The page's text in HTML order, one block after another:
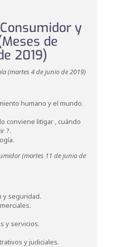
y
de
2019)
(martes 4 de junio de 2019)
humano y el mundo.
conviene litigar , cuándo
?.
(martes 11 de junio de
y seguridad.
y servicios.
y judiciales.